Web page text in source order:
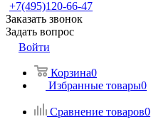
+7(495)120-66-47
Заказать звонок
Задать вопрос
Войти
Корзина0
Избранные товары0
Сравнение товаров0